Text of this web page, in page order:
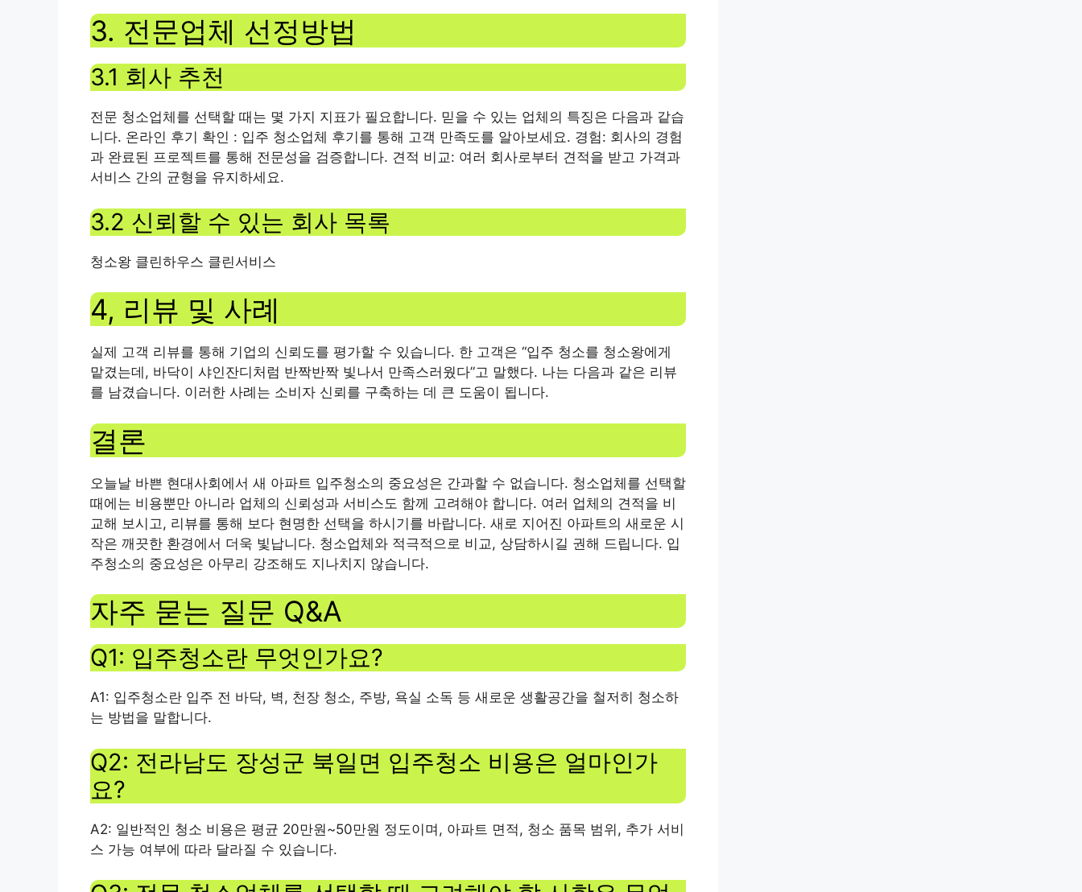
3. 전문업체 선정방법
3.1 회사 추천
전문 청소업체를 선택할 때는 몇 가지 지표가 필요합니다. 믿을 수 있는 업체의 특징은 다음과 같습
니다. 온라인 후기 확인 : 입주 청소업체 후기를 통해 고객 만족도를 알아보세요. 경험: 회사의 경험
과 완료된 프로젝트를 통해 전문성을 검증합니다. 견적 비교: 여러 회사로부터 견적을 받고 가격과
서비스 간의 균형을 유지하세요.
3.2 신뢰할 수 있는 회사 목록
청소왕 클린하우스 클린서비스
4, 리뷰 및 사례
실제 고객 리뷰를 통해 기업의 신뢰도를 평가할 수 있습니다. 한 고객은 “입주 청소를 청소왕에게
맡겼는데, 바닥이 샤인잔디처럼 반짝반짝 빛나서 만족스러웠다”고 말했다. 나는 다음과 같은 리뷰
를 남겼습니다. 이러한 사례는 소비자 신뢰를 구축하는 데 큰 도움이 됩니다.
결론
오늘날 바쁜 현대사회에서 새 아파트 입주청소의 중요성은 간과할 수 없습니다. 청소업체를 선택할
때에는 비용뿐만 아니라 업체의 신뢰성과 서비스도 함께 고려해야 합니다. 여러 업체의 견적을 비
교해 보시고, 리뷰를 통해 보다 현명한 선택을 하시기를 바랍니다. 새로 지어진 아파트의 새로운 시
작은 깨끗한 환경에서 더욱 빛납니다. 청소업체와 ​​적극적으로 비교, 상담하시길 권해 드립니다. 입
주청소의 중요성은 아무리 강조해도 지나치지 않습니다.
자주 묻는 질문 Q&A
Q1: 입주청소란 무엇인가요?
A1: 입주청소란 입주 전 바닥, 벽, 천장 청소, 주방, 욕실 소독 등 새로운 생활공간을 철저히 청소하
는 방법을 말합니다.
Q2: 전라남도 장성군 북일면 입주청소 비용은 얼마인가
요?
A2: 일반적인 청소 비용은 평균 20만원~50만원 정도이며, 아파트 면적, 청소 품목 범위, 추가 서비
스 가능 여부에 따라 달라질 수 있습니다.